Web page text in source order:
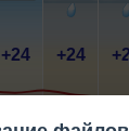
+24 +24